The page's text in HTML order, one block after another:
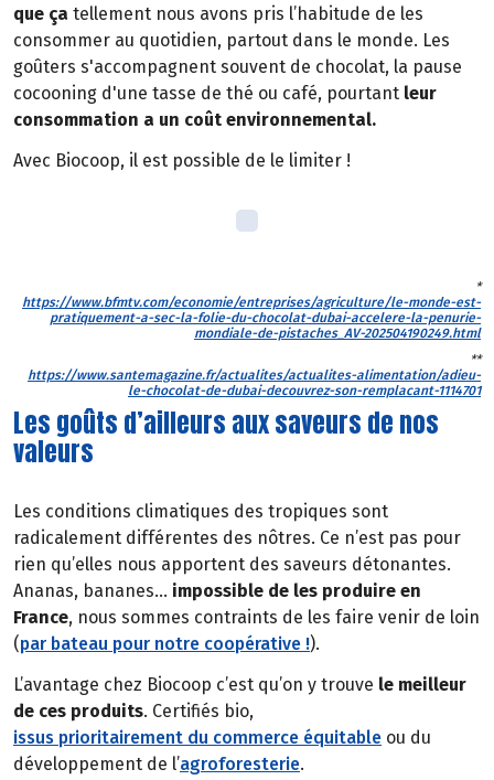
que ça tellement nous avons pris l’habitude de les
consommer au quotidien, partout dans le monde. Les
goûters s'accompagnent souvent de chocolat, la pause
cocooning d'une tasse de thé ou café, pourtant leur
consommation a un coût environnemental.
Avec Biocoop, il est possible de le limiter !
*
https://www.bfmtv.com/economie/entreprises/agriculture/le-monde-est-
pratiquement-a-sec-la-folie-du-chocolat-dubai-accelere-la-penurie-
mondiale-de-pistaches_AV-202504190249.html
**
https://www.santemagazine.fr/actualites/actualites-alimentation/adieu-
le-chocolat-de-dubai-decouvrez-son-remplacant-1114701
Les goûts d’ailleurs aux saveurs de nos
valeurs
Les conditions climatiques des tropiques sont
radicalement différentes des nôtres. Ce n’est pas pour
rien qu’elles nous apportent des saveurs détonantes.
Ananas, bananes… impossible de les produire en
France, nous sommes contraints de les faire venir de loin
(par bateau pour notre coopérative !).
L’avantage chez Biocoop c’est qu’on y trouve le meilleur
de ces produits. Certifiés bio,
issus prioritairement du commerce équitable ou du
développement de l’agroforesterie.